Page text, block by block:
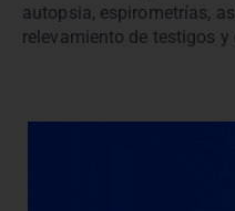
autopsia, espirometrías,
relevamiento de testigos y